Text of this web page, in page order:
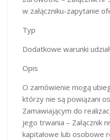
w załączniku-zapytanie
Typ
Dodatkowe warunki
Opis
O zamówienie mogą
którzy nie są powiązani
Zamawiającym do
jego trwania – Załącznik
kapitałowe lub osobowe